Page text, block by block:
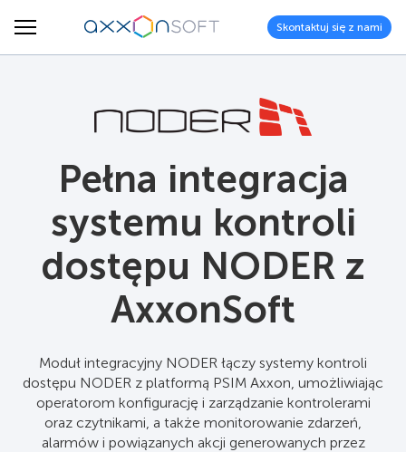
Skontaktuj się z nami
Pełna integracja
systemu kontroli
dostępu NODER z
AxxonSoft
Moduł integracyjny NODER łączy systemy kontroli
dostępu NODER z platformą PSIM Axxon, umożliwiając
operatorom konfigurację i zarządzanie kontrolerami
oraz czytnikami, a także monitorowanie zdarzeń,
alarmów i powiązanych akcji generowanych przez